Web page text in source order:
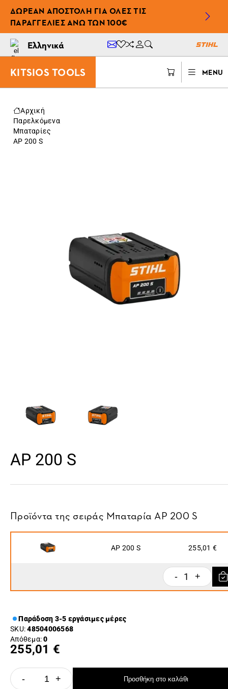
ΔΩΡΕΆΝ ΑΠΟΣΤΟΛΉ ΓΙΑ ΌΛΕΣ ΤΙΣ
ΠΑΡΑΓΓΕΛΊΕΣ ΆΝΩ ΤΩΝ 100€
Ελληνικά
KITSIOS TOOLS MENU
Αρχική
Παρελκόμενα
Μπαταρίες
AP 200 S
AP 200 S
Προϊόντα της σειράς Μπαταρία ΑP 200 S
AP 200 S 255,01 €
- 1 +
Παράδοση 3-5 εργάσιμες μέρες
SKU:48504006568
Απόθεμα:0
255,01 €
- + Προσθήκη στο καλάθι